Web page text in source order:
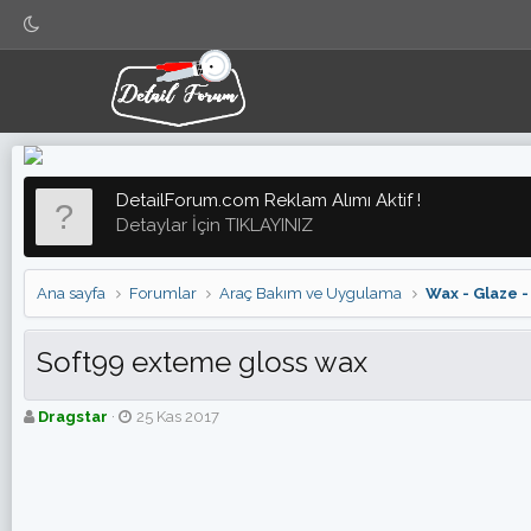
DetailForum.com Reklam Alımı Aktif !
Detaylar İçin TIKLAYINIZ
Ana sayfa Forumlar Araç Bakım ve Uygulama Wax - Glaze
Soft99 exteme gloss wax
K
Dragstar
B
25 Kas 2017